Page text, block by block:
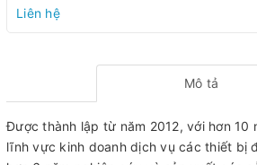
Liên hệ
Mô tả
Được thành lập từ năm 2012, với hơn 10
lĩnh vực kinh doanh dịch vụ các thiết bị